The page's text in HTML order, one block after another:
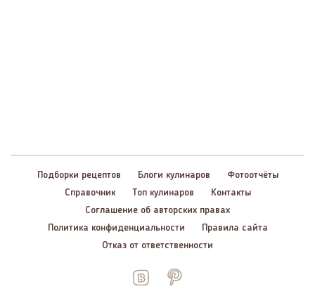
Подборки рецептов Блоги кулинаров
Фотоотчёты
Справочник
Топ кулинаров
Контакты
Соглашение об авторских правах
Политика конфиденциальности
Правила сайта
Отказ от ответственности